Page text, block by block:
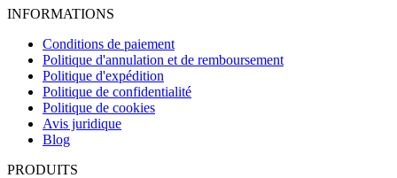
INFORMATIONS
Conditions de paiement
Politique d'annulation et de remboursement
Politique d'expédition
Politique de confidentialité
Politique de cookies
Avis juridique
Blog
PRODUITS